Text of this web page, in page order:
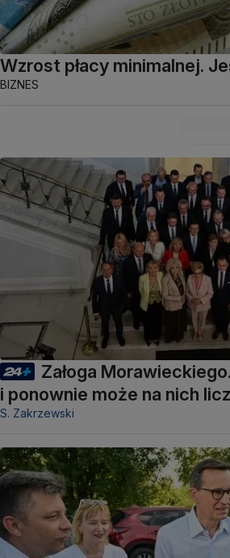
Wzrost płacy minimalnej.
BIZNES
Załoga
i ponownie może na nich
S. Zakrzewski